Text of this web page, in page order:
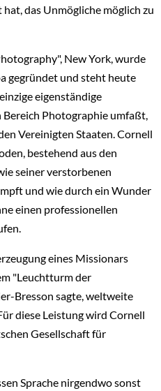
das Unmögliche möglich zu
New York, wurde
gegründet und steht heute
eigenständige
Photographie umfaßt,
Vereinigten Staaten. Cornell
bestehend aus den
seiner verstorbenen
und wie durch ein Wunder
einen professionellen
eines Missionars
"Leuchtturm der
Bresson sagte, weltweite
diese Leistung wird Cornell
Gesellschaft für
Sprache nirgendwo sonst